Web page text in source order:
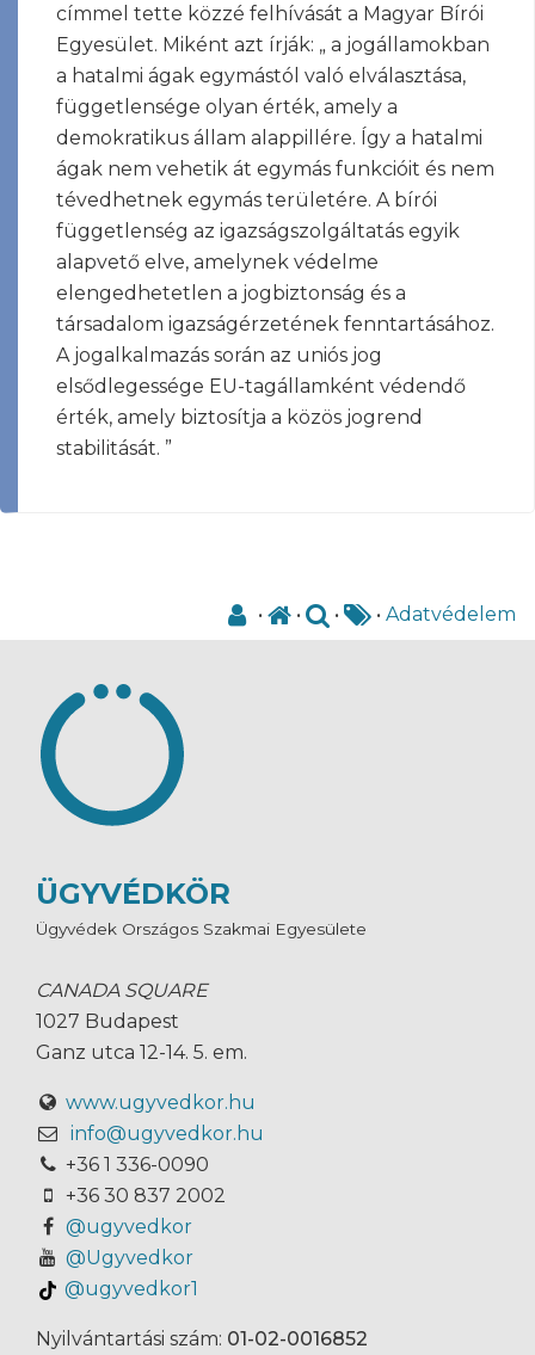
címmel tette közzé felhívását a Magyar Bírói
Egyesület. Miként azt írják: „ a jogállamokban
a hatalmi ágak egymástól való elválasztása,
függetlensége olyan érték, amely a
demokratikus állam alappillére. Így a hatalmi
ágak nem vehetik át egymás funkcióit és nem
tévedhetnek egymás területére. A bírói
függetlenség az igazságszolgáltatás egyik
alapvető elve, amelynek védelme
elengedhetetlen a jogbiztonság és a
társadalom igazságérzetének fenntartásához.
A jogalkalmazás során az uniós jog
elsődlegessége EU-tagállamként védendő
érték, amely biztosítja a közös jogrend
stabilitását. ”
• • • • Adatvédelem
ÜGYVÉDKÖR
Ügyvédek Országos Szakmai Egyesülete
CANADA SQUARE
1027 Budapest
Ganz utca 12-14. 5. em.
www.ugyvedkor.hu
info@ugyvedkor.hu
+36 1 336-0090
+36 30 837 2002
@ugyvedkor
@Ugyvedkor
@ugyvedkor1
Nyilvántartási szám: 01-02-0016852